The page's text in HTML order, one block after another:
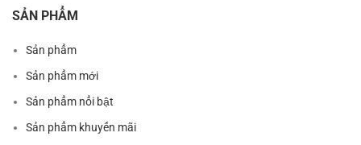
SẢN PHẨM
Sản phẩm
Sản phẩm mới
Sản phẩm nổi bật
Sản phẩm khuyến mãi